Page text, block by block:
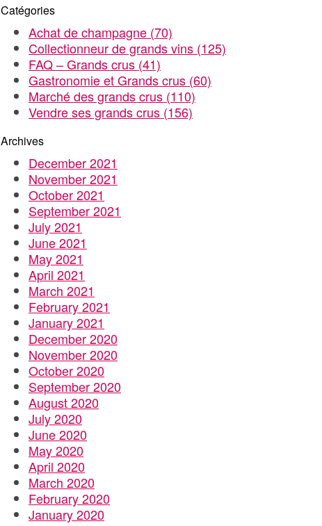
Catégories
Achat de champagne (70)
Collectionneur de grands vins (125)
FAQ – Grands crus (41)
Gastronomie et Grands crus (60)
Marché des grands crus (110)
Vendre ses grands crus (156)
Archives
December 2021
November 2021
October 2021
September 2021
July 2021
June 2021
May 2021
April 2021
March 2021
February 2021
January 2021
December 2020
November 2020
October 2020
September 2020
August 2020
July 2020
June 2020
May 2020
April 2020
March 2020
February 2020
January 2020